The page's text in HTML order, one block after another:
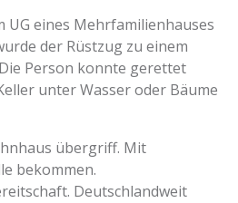
eines Mehrfamilienhauses
der Rüstzug zu einem
Person konnte gerettet
unter Wasser oder Bäume
übergriff. Mit
bekommen.
Deutschlandweit